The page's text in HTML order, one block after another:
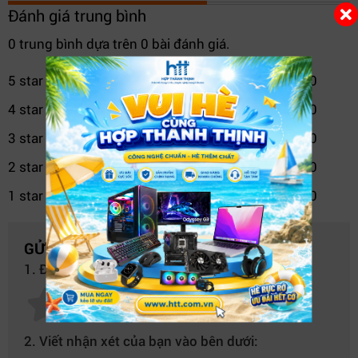
Card đồ họa Quadro M4000 8GB trên HP Z640 – tối ưu xử lý
Đánh giá trung bình
0 trung bình dựa trên 0 bài đánh giá.
5 star
0
4 star
0
3 star
0
2 star
0
1 star
0
GỬI NHẬN XÉT CỦA BẠN
1. Đánh giá của bạn về sản phẩm này:
2. Viết nhận xét của bạn vào bên dưới: